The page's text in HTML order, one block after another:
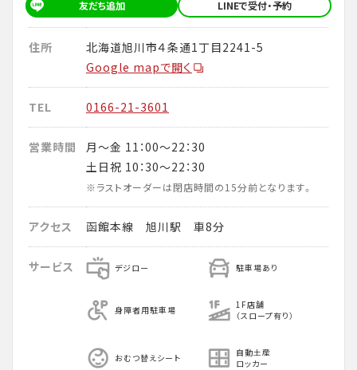
友だち追加 LINEで受付・予約
住所
北海道旭川市４条通1丁目2241-5
Google mapで開く
TEL 0166-21-3601
営業時間
月～金 11：00～22：30
土日祝 10：30～22：30
※ラストオーダーは閉店時間の15分前となります。
アクセス 函館本線 旭川駅 車8分
サービス デジロー 駐車場あり
身障者用駐車場
1F店舗
（スロープ有り）
おむつ替えシート
自動土産
ロッカー